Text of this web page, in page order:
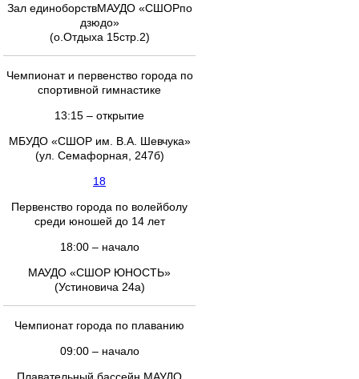
Зал единоборствМАУДО «СШОРпо
дзюдо»
(о.Отдыха 15стр.2)
Чемпионат и первенство города по
спортивной гимнастике
13:15 – открытие
МБУДО «СШОР им. В.А. Шевчука»
(ул. Семафорная, 247б)
18
Первенство города по волейболу
среди юношей до 14 лет
18:00 – начало
МАУДО «СШОР ЮНОСТЬ»
(Устиновича 24а)
Чемпионат города по плаванию
09:00 – начало